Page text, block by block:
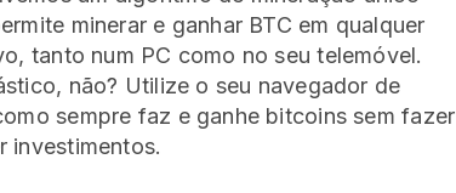
minerar e ganhar BTC em qualquer
tanto num PC como no seu telemóvel.
não? Utilize o seu navegador de
sempre faz e ganhe bitcoins sem fazer
investimentos.